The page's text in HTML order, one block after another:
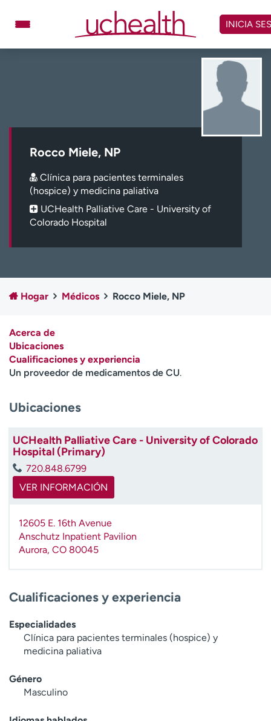
contenido
Carreras
Inicie sesión en My Health Connection
Ready. Set. CO.
Ensayos clínicos
Empleados
Profesionales
comunicación
Contáctenos
A
ú
m
n
r
INICIA
Rocco Miele, NP
Clínica para pacientes terminales
(hospice) y medicina paliativa
UCHealth Palliative Care - University of
Colorado Hospital
Hogar Médicos Rocco Miele, NP
Acerca de
Ubicaciones
Cualificaciones y experiencia
Un proveedor de medicamentos de CU.
Ubicaciones
UCHealth Palliative Care - University of Colorado
Hospital (Primary)
720.848.6799
VER INFORMACIÓN
12605 E. 16th Avenue
Anschutz Inpatient Pavilion
Aurora, CO 80045
Cualificaciones y experiencia
Especialidades
Clínica para pacientes terminales (hospice) y
medicina paliativa
Género
Masculino